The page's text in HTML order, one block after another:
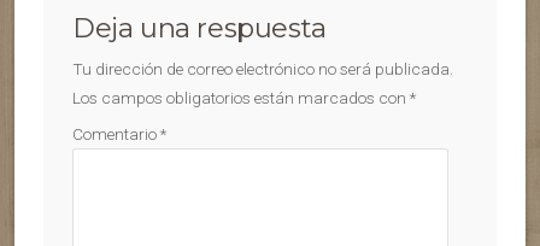
Deja una respuesta
Tu dirección de correo electrónico no será publicada.
Los campos obligatorios están marcados con *
Comentario*